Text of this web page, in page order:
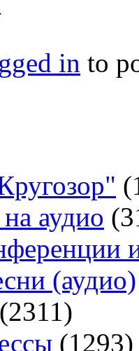
in to
аудио
(аудио)
(2311)
(1293)